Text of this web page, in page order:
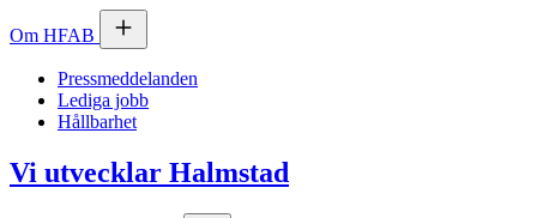
Om HFAB
Pressmeddelanden
Lediga jobb
Hållbarhet
Vi utvecklar Halmstad